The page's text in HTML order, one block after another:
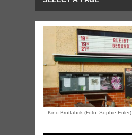
Kino Brotfabrik (Foto: Sophie Euler)